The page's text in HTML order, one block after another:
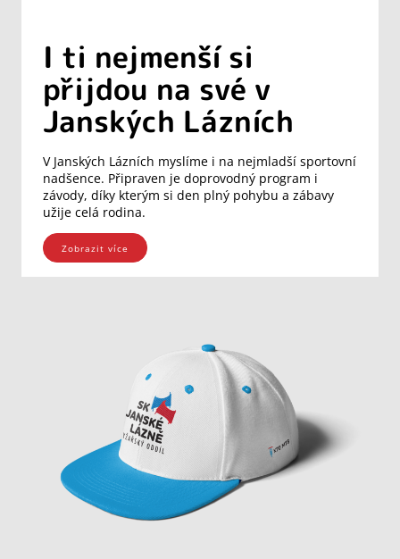
I ti nejmenší si
přijdou na své v
Janských Lázních
V Janských Lázních myslíme i na nejmladší sportovní
nadšence. Připraven je doprovodný program i
závody, díky kterým si den plný pohybu a zábavy
užije celá rodina.
Zobrazit více